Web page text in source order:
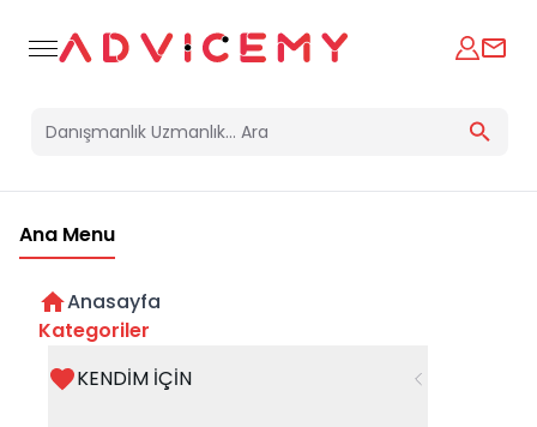
Ana Menu
Anasayfa
Kategoriler
KENDİM İÇİN
Peter Pan Sendromu :
Büyüyemeyen Erkek , Evliliği